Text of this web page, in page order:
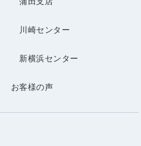
川崎センター
新横浜センター
お客様の声